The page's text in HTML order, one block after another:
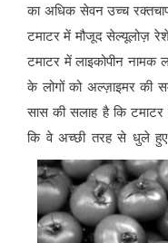
का अधिक सेवन उच्च
टमाटर में मौजूद सेल्यूलोज़
टमाटर में लाइकोपीन नामक
के लोगों को अल्ज़ाइमर की
सास की सलाह है कि
कि वे अच्छी तरह से धुले